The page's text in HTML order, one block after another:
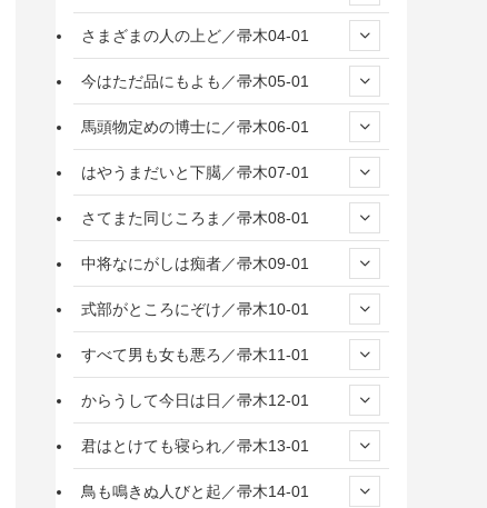
さまざまの人の上ど／帚木04-01
今はただ品にもよも／帚木05-01
馬頭物定めの博士に／帚木06-01
はやうまだいと下臈／帚木07-01
さてまた同じころま／帚木08-01
中将なにがしは痴者／帚木09-01
式部がところにぞけ／帚木10-01
すべて男も女も悪ろ／帚木11-01
からうして今日は日／帚木12-01
君はとけても寝られ／帚木13-01
鳥も鳴きぬ人びと起／帚木14-01